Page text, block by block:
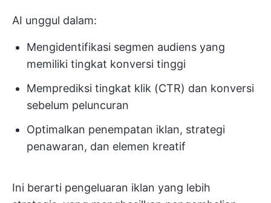
AI unggul dalam:
Mengidentifikasi segmen audiens yang
memiliki tingkat konversi tinggi
Memprediksi tingkat klik (CTR) dan konversi
sebelum peluncuran
Optimalkan penempatan iklan, strategi
penawaran, dan elemen kreatif
Ini berarti pengeluaran iklan yang lebih